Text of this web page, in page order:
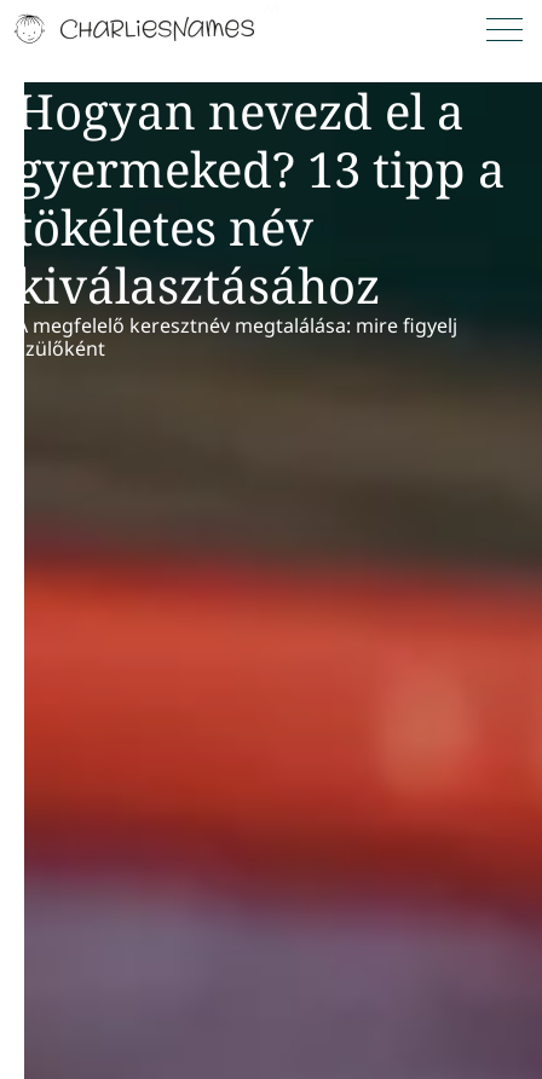
Hogyan nevezd el a
gyermeked? 13 tipp a
tökéletes név
kiválasztásához
A megfelelő keresztnév megtalálása: mire figyelj
szülőként